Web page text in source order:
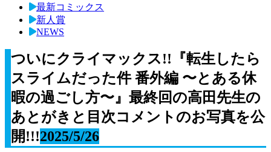
最新コミックス
新人賞
NEWS
ついにクライマックス!!『転生したら
スライムだった件 番外編 〜とある休
暇の過ごし方〜』最終回の高田先生の
あとがきと目次コメントのお写真を公
開!!!2025/5/26